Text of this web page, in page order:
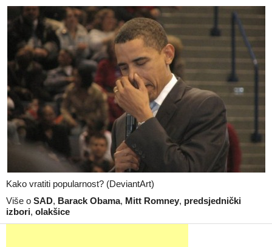
Kako vratiti popularnost? (DeviantArt)
Više o SAD, Barack Obama, Mitt Romney, predsjednički
izbori, olakšice